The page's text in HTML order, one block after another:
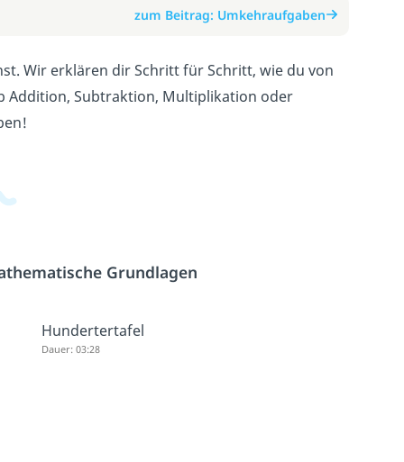
zum Beitrag: Umkehraufgaben
Wir erklären dir Schritt für Schritt, wie du von
Addition, Subtraktion, Multiplikation oder
Grundlagen
Hundertertafel
Dauer: 03:28